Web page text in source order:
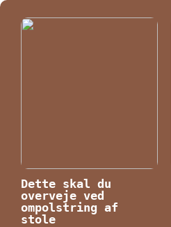
Dette skal du
overveje ved
ompolstring af
stole